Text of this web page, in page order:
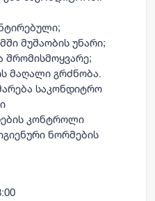
მუშაობის უნარი;
შრომისმოყვარე;
მაღალი გრძნობა.
საკონდიტრო
კონტროლი
ნორმების